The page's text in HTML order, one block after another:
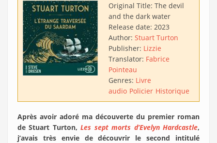
Original Title: The devil
and the dark water
Release date: 2023
Author: Stuart Turton
Publisher: Lizzie
Translator: Fabrice
Pointeau
Genres: Livre
audio Policier Historique
Après avoir adoré ma découverte du premier roman
de Stuart Turton,Les sept morts d’Evelyn Hardcastle,
j’avais très envie de découvrir le second intitulé